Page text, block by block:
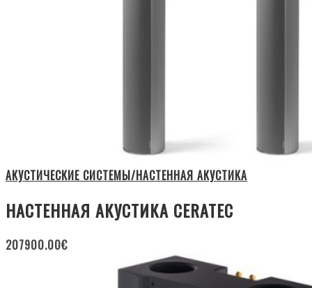
АКУСТИЧЕСКИЕ СИСТЕМЫ/НАСТЕННАЯ АКУСТИКА
НАСТЕННАЯ АКУСТИКА CERATEC
207900.00€